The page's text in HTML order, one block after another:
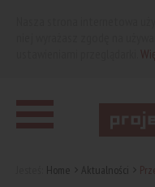
Home Aktualności